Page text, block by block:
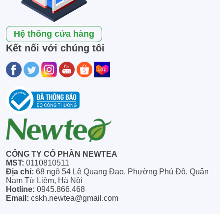
Hệ thống cửa hàng
Kết nối với chúng tôi
CÔNG TY CỔ PHẦN NEWTEA
MST: 0110810511
Địa chỉ: 68 ngõ 54 Lê Quang Đạo, Phường Phú Đô, Quận
Nam Từ Liêm, Hà Nội
Hotline: 0945.866.468
Email: cskh.newtea@gmail.com